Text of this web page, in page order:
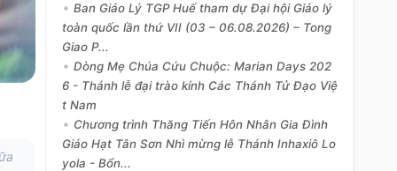
Ban Giáo Lý TGP Huế tham dự Đại hội Giáo lý
toàn quốc lần thứ VII (03 – 06.08.2026) – Tong
Giao P...
Dòng Mẹ Chúa Cứu Chuộc: Marian Days 202
6 - Thánh lễ đại trào kính Các Thánh Tử Đạo Việ
t Nam
Chương trình Thăng Tiến Hôn Nhân Gia Đình
Giáo Hạt Tân Sơn Nhì mừng lễ Thánh Inhaxiô Lo
yola - Bổn...